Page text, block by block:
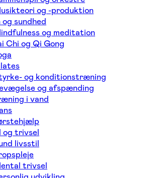
og -produktion
sundhed
og meditation
Chi og Qi Gong
og konditionstræning
og afspænding
i vand
og trivsel
livsstil
trivsel